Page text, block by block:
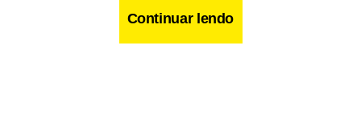
recursos. Vorcaro está preso preventivamente.
Continuar lendo